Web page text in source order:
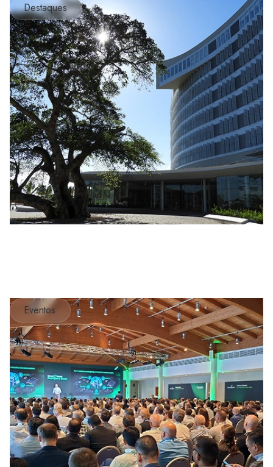
Destaques
Eventos